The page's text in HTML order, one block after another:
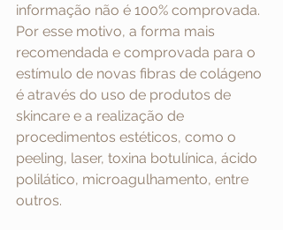
informação não é 100% comprovada.
Por esse motivo, a forma mais
recomendada e comprovada para o
estímulo de novas fibras de colágeno
é através do uso de produtos de
skincare e a realização de
procedimentos estéticos, como o
peeling, laser, toxina botulínica, ácido
polilático, microagulhamento, entre
outros.